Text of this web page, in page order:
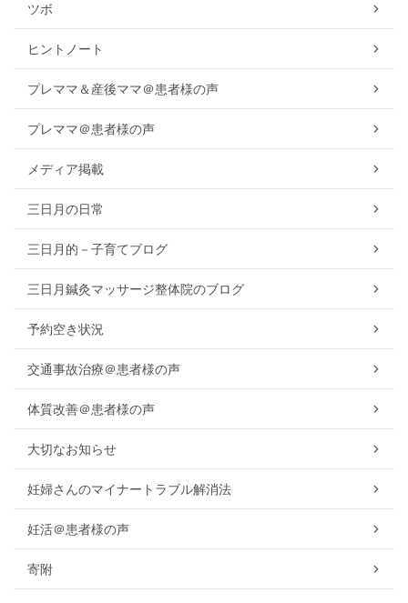
ツボ
ヒントノート
プレママ＆産後ママ＠患者様の声
プレママ＠患者様の声
メディア掲載
三日月の日常
三日月的－子育てブログ
三日月鍼灸マッサージ整体院のブログ
予約空き状況
交通事故治療＠患者様の声
体質改善＠患者様の声
大切なお知らせ
妊婦さんのマイナートラブル解消法
妊活＠患者様の声
寄附